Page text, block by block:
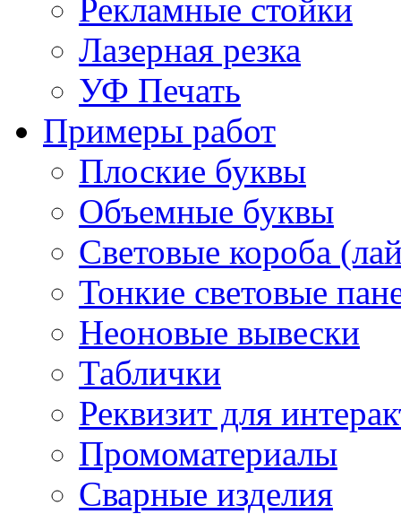
Рекламные стойки
Лазерная резка
УФ Печать
Примеры работ
Плоские буквы
Объемные буквы
Световые короба
Тонкие световые
Неоновые вывески
Таблички
Реквизит для
Промоматериалы
Сварные изделия